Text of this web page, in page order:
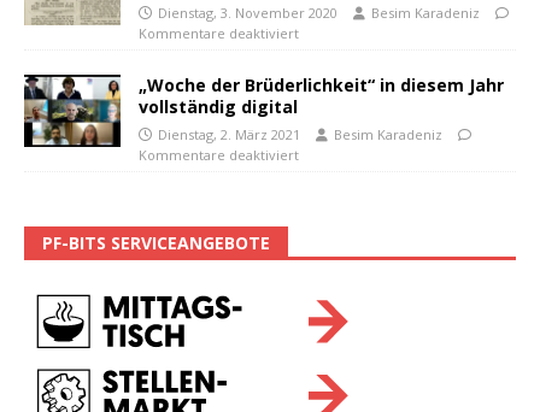
Dienstag, 3. November 2020
Besim Karadeniz
Kommentare deaktiviert
„Woche der Brüderlichkeit“ in diesem Jahr
vollständig digital
Dienstag, 2. März 2021
Besim Karadeniz
Kommentare deaktiviert
PF-BITS SERVICEANGEBOTE